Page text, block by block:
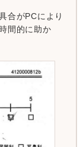
合がPCにより
間的に助か